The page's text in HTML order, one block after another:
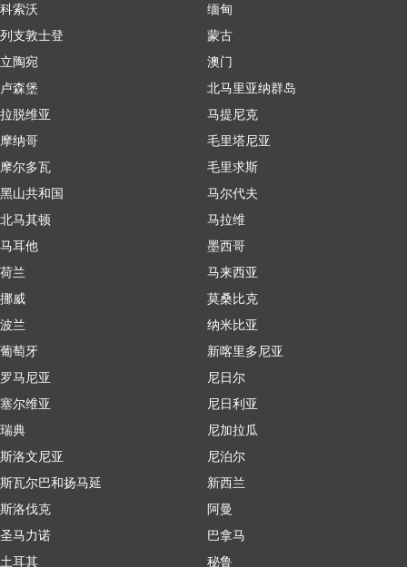
科索沃
列支敦士登
立陶宛
卢森堡
拉脱维亚
摩纳哥
摩尔多瓦
黑山共和国
北马其顿
马耳他
荷兰
挪威
波兰
葡萄牙
罗马尼亚
塞尔维亚
瑞典
斯洛文尼亚
斯瓦尔巴和扬马延
斯洛伐克
圣马力诺
土耳其
缅甸
蒙古
澳门
北马里亚纳群岛
马提尼克
毛里塔尼亚
毛里求斯
马尔代夫
马拉维
墨西哥
马来西亚
莫桑比克
纳米比亚
新喀里多尼亚
尼日尔
尼日利亚
尼加拉瓜
尼泊尔
新西兰
阿曼
巴拿马
秘鲁